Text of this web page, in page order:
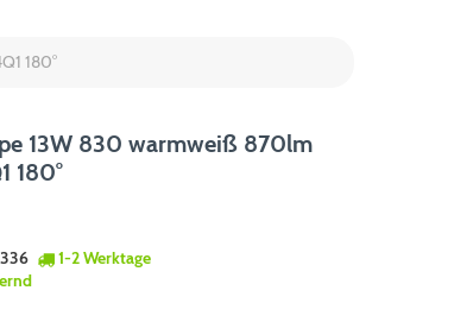
180°
13W 830 warmweiß 870lm
180°
1-2 Werktage